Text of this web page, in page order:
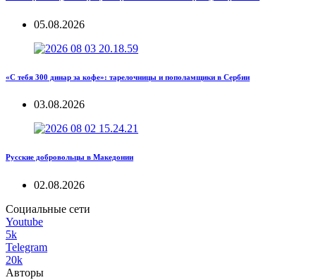
05.08.2026
«С тебя 300 динар за кофе»: тарелочницы и пополамщики в Сербии
03.08.2026
Русские добровольцы в Македонии
02.08.2026
Социальные сети
Youtube
5k
Telegram
20k
Авторы